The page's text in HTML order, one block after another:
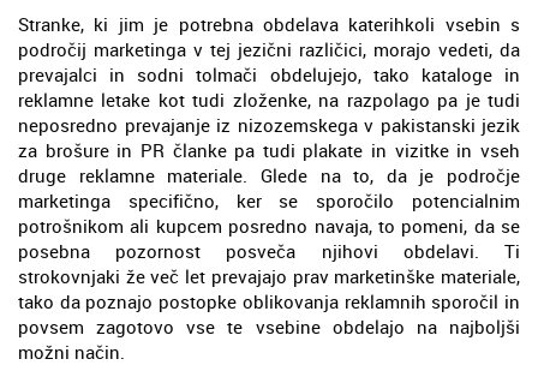
Stranke, ki jim je potrebna obdelava katerihkoli vsebin s
področij marketinga v tej jezični različici, morajo vedeti, da
prevajalci in sodni tolmači obdelujejo, tako kataloge in
reklamne letake kot tudi zloženke, na razpolago pa je tudi
neposredno prevajanje iz nizozemskega v pakistanski jezik
za brošure in PR članke pa tudi plakate in vizitke in vseh
druge reklamne materiale. Glede na to, da je področje
marketinga specifično, ker se sporočilo potencialnim
potrošnikom ali kupcem posredno navaja, to pomeni, da se
posebna pozornost posveča njihovi obdelavi. Ti
strokovnjaki že več let prevajajo prav marketinške materiale,
tako da poznajo postopke oblikovanja reklamnih sporočil in
povsem zagotovo vse te vsebine obdelajo na najboljši
možni način.